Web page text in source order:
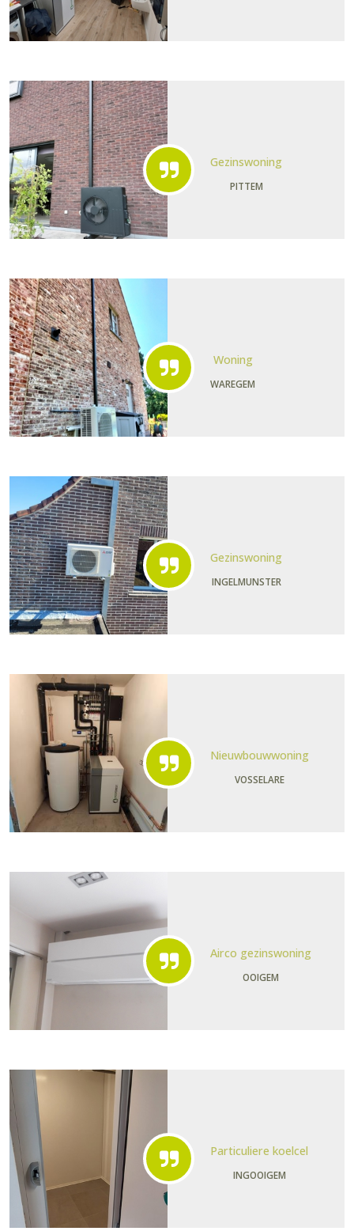
Gezinswoning
PITTEM
Woning
WAREGEM
Gezinswoning
INGELMUNSTER
Nieuwbouwwoning
VOSSELARE
Airco gezinswoning
OOIGEM
Particuliere koelcel
INGOOIGEM